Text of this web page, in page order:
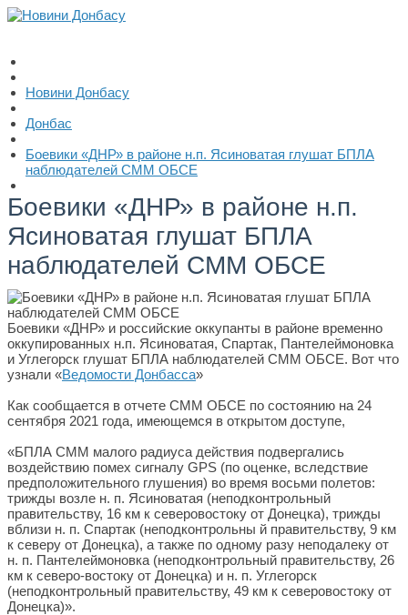
Новини Донбасу
Донбас
Боевики «ДНР» в районе н.п. Ясиноватая глушат БПЛА
наблюдателей СММ ОБСЕ
Боевики «ДНР» в районе н.п.
Ясиноватая глушат БПЛА
наблюдателей СММ ОБСЕ
Боевики «ДНР» и российские оккупанты в районе временно
оккупированных н.п. Ясиноватая, Спартак, Пантелеймоновка
и Углегорск глушат БПЛА наблюдателей СММ ОБСЕ. Вот что
узнали «Ведомости Донбасса»
Как сообщается в отчете СММ ОБСЕ по состоянию на 24
сентября 2021 года, имеющемся в открытом доступе,
«БПЛА СММ малого радиуса действия подвергались
воздействию помех сигналу GPS (по оценке, вследствие
предположительного глушения) во время восьми полетов:
трижды возле н. п. Ясиноватая (неподконтрольный
правительству, 16 км к северовостоку от Донецка), трижды
вблизи н. п. Спартак (неподконтрольны й правительству, 9 км
к северу от Донецка), а также по одному разу неподалеку от
н. п. Пантелеймоновка (неподконтрольный правительству, 26
км к северо-востоку от Донецка) и н. п. Углегорск
(неподконтрольный правительству, 49 км к северовостоку от
Донецка)».